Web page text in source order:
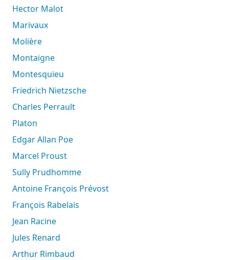
Hector Malot
Marivaux
Molière
Montaigne
Montesquieu
Friedrich Nietzsche
Charles Perrault
Platon
Edgar Allan Poe
Marcel Proust
Sully Prudhomme
Antoine François Prévost
François Rabelais
Jean Racine
Jules Renard
Arthur Rimbaud